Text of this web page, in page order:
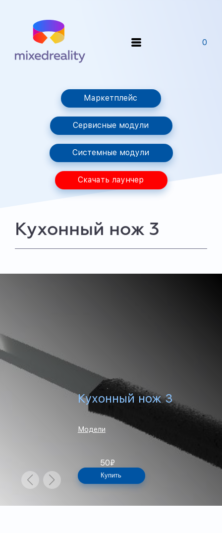
0
Маркетплейс
Сервисные модули
Системные модули
Скачать лаунчер
Кухонный нож 3
Кухонный нож 3
Модели
50₽
Купить